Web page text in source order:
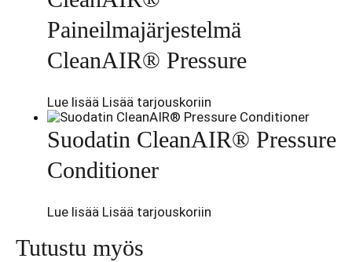
Paineilmajärjestelmä
CleanAIR® Pressure
Lue lisää Lisää tarjouskoriin
Suodatin CleanAIR® Pressure
Conditioner
Lue lisää Lisää tarjouskoriin
Tutustu myös